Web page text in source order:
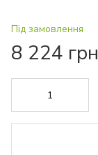
Під замовлення
8 224 грн